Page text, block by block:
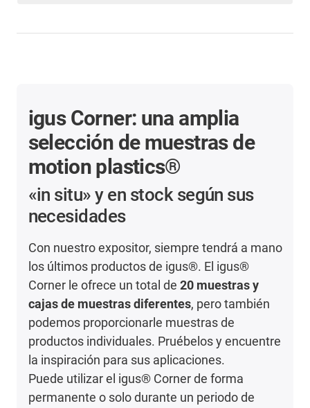
igus Corner: una amplia
selección de muestras de
motion plastics®
«in situ» y en stock según sus
necesidades
Con nuestro expositor, siempre tendrá a mano
los últimos productos de igus®. El igus®
Corner le ofrece un total de 20 muestras y
cajas de muestras diferentes, pero también
podemos proporcionarle muestras de
productos individuales. Pruébelos y encuentre
la inspiración para sus aplicaciones.
Puede utilizar el igus® Corner de forma
permanente o solo durante un periodo de